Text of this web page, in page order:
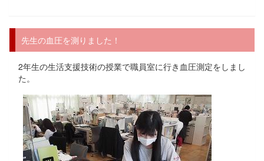
先生の血圧を測りました！
2年生の生活支援技術の授業で職員室に行き血圧測定をしまし
た。